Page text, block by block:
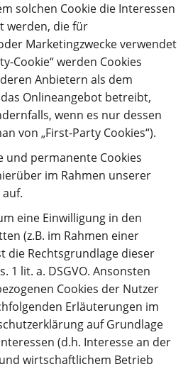
solchen Cookie die Interessen
werden, die für
Marketingzwecke verwendet
Cookie“ werden Cookies
Anbietern als dem
Onlineangebot betreibt,
wenn es nur dessen
von „First-Party Cookies“).
permanente Cookies
im Rahmen unserer
eine Einwilligung in den
(z.B. im Rahmen einer
die Rechtsgrundlage dieser
1 lit. a. DSGVO. Ansonsten
Cookies der Nutzer
Erläuterungen im
auf Grundlage
(d.h. Interesse an der
wirtschaftlichem Betrieb